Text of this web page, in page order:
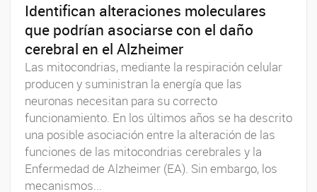
Identifican alteraciones moleculares
que podrían asociarse con el daño
cerebral en el Alzheimer
Las mitocondrias, mediante la respiración celular
producen y suministran la energía que las
neuronas necesitan para su correcto
funcionamiento. En los últimos años se ha descrito
una posible asociación entre la alteración de las
funciones de las mitocondrias cerebrales y la
Enfermedad de Alzheimer (EA). Sin embargo, los
mecanismos...